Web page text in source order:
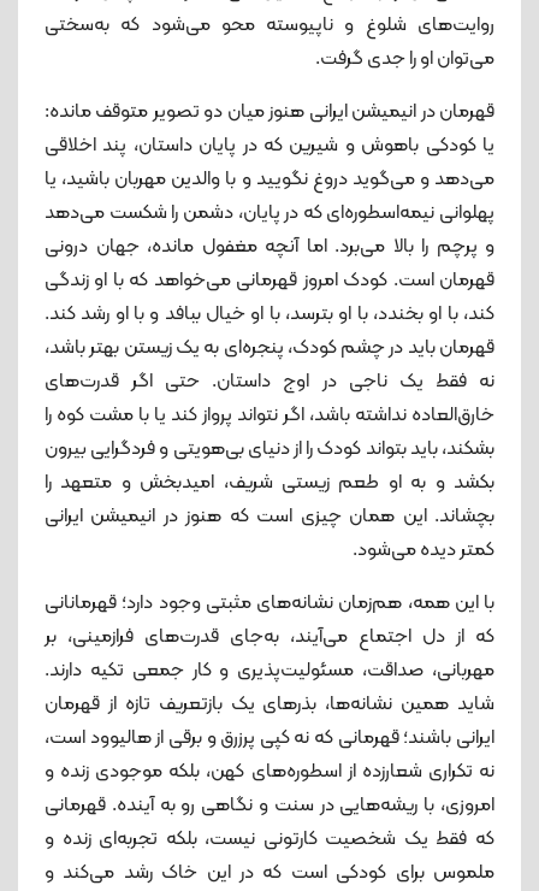
روایت‌های شلوغ و ناپیوسته محو می‌شود که به‌سختی
می‌توان او را جدی گرفت.
قهرمان در انیمیشن ایرانی هنوز میان دو تصویر متوقف مانده:
یا کودکی باهوش و شیرین که در پایان داستان، پند اخلاقی
می‌دهد و می‌گوید دروغ نگویید و با والدین مهربان باشید، یا
پهلوانی نیمه‌اسطوره‌ای که در پایان، دشمن را شکست می‌دهد
و پرچم را بالا می‌برد. اما آنچه مغفول مانده، جهان درونی
قهرمان است. کودک امروز قهرمانی می‌خواهد که با او زندگی
کند، با او بخندد، با او بترسد، با او خیال ببافد و با او رشد کند.
قهرمان باید در چشم کودک، پنجره‌ای به یک زیستن بهتر باشد،
نه فقط یک ناجی در اوج داستان. حتی اگر قدرت‌های
خارق‌العاده نداشته باشد، اگر نتواند پرواز کند یا با مشت کوه را
بشکند، باید بتواند کودک را از دنیای بی‌هویتی و فردگرایی بیرون
بکشد و به او طعم زیستی شریف، امیدبخش و متعهد را
بچشاند. این همان چیزی است که هنوز در انیمیشن ایرانی
کمتر دیده می‌شود.
با این همه، هم‌زمان نشانه‌های مثبتی وجود دارد؛ قهرمانانی
که از دل اجتماع می‌آیند، به‌جای قدرت‌های فرازمینی، بر
مهربانی، صداقت، مسئولیت‌پذیری و کار جمعی تکیه دارند.
شاید همین نشانه‌ها، بذرهای یک بازتعریف تازه از قهرمان
ایرانی باشند؛ قهرمانی که نه کپی پرزرق‌ و برقی از هالیوود است،
نه تکراری شعارزده از اسطوره‌های کهن، بلکه موجودی زنده و
امروزی، با ریشه‌هایی در سنت و نگاهی رو به آینده. قهرمانی
که فقط یک شخصیت کارتونی نیست، بلکه تجربه‌ای زنده و
ملموس برای کودکی است که در این خاک رشد می‌کند و